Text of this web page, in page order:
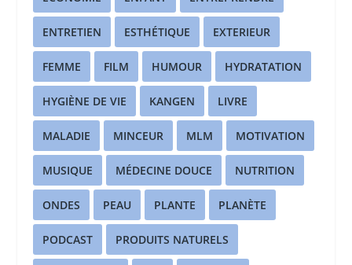
ENTRETIEN ESTHÉTIQUE EXTERIEUR
FEMME FILM HUMOUR HYDRATATION
HYGIÈNE DE VIE KANGEN LIVRE
MALADIE MINCEUR MLM MOTIVATION
MUSIQUE MÉDECINE DOUCE NUTRITION
ONDES PEAU PLANTE PLANÈTE
PODCAST PRODUITS NATURELS